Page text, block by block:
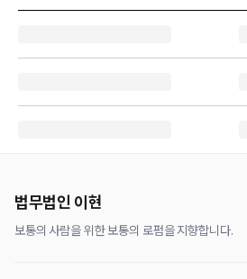
법무법인 이현
보통의 사람을 위한 보통의 로펌을 지향합니다.